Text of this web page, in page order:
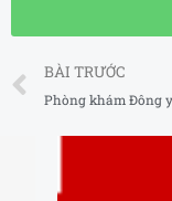
Prev
BÀI TRƯỚC